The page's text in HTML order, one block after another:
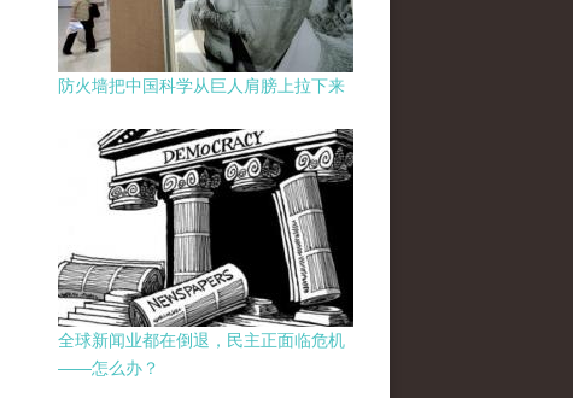
防火墙把中国科学从巨人肩膀上拉下来
全球新闻业都在倒退，民主正面临危机
——怎么办？